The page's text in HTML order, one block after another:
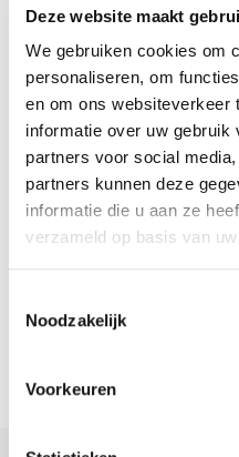
Deze website maakt
We gebruiken cookies om
personaliseren, om
en om ons websiteverkeer
informatie over uw gebruik
partners voor social
partners kunnen deze
informatie die u aan ze
verzameld op basis van
Noodzakelijk
Voorkeuren
Stel
Altijd als 1e op
nieuwste
alert
Postcode